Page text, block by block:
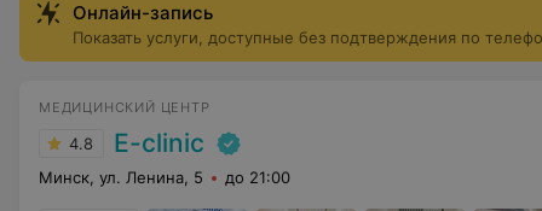
Онлайн-запись
Показать услуги, доступные без подтверждения по
МЕДИЦИНСКИЙ ЦЕНТР
4.8 E-clinic
Минск, ул. Ленина, 5 до 21:00